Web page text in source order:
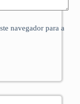
navegador para a